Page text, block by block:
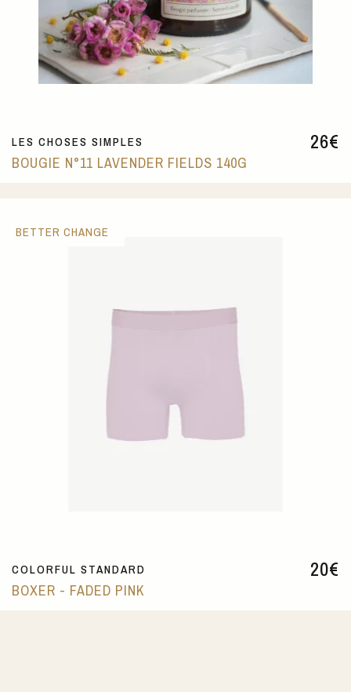
26€
LES CHOSES SIMPLES
BOUGIE N°11 LAVENDER FIELDS 140G
20€
COLORFUL STANDARD
BOXER - FADED PINK
BETTER CHANGE